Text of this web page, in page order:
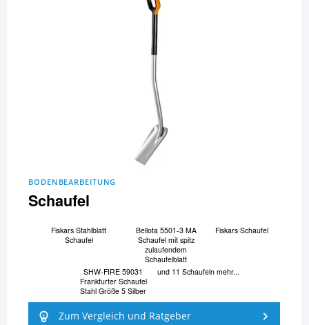
BODENBEARBEITUNG
Schaufel
Fiskars Stahlblatt
Schaufel
Bellota 5501-3 MA
Schaufel mit spitz
zulaufendem
Schaufelblatt
Fiskars Schaufel
SHW-FIRE 59031
Frankfurter Schaufel
Stahl Größe 5 Silber
und 11 Schaufeln mehr...
Zum Vergleich und Ratgeber